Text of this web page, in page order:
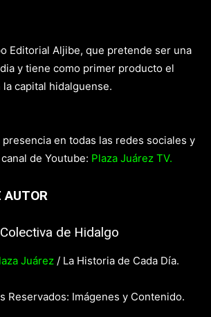
Editorial Aljibe, que pretende ser una
y tiene como primer producto el
capital hidalguense.
en todas las redes sociales y
de Youtube: Plaza Juárez TV.
AUTOR
de Hidalgo
Juárez / La Historia de Cada Día.
Reservados: Imágenes y Contenido.